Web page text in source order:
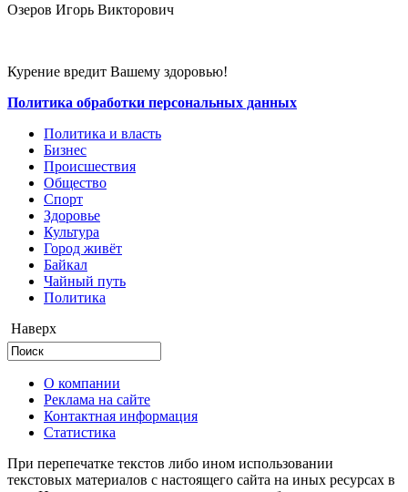
Озеров Игорь Викторович
Курение вредит Вашему здоровью!
Политика обработки персональных данных
Политика и власть
Бизнес
Происшествия
Общество
Cпорт
Здоровье
Культура
Город живёт
Байкал
Чайный путь
Политика
Наверх
О компании
Реклама на сайте
Контактная информация
Статистика
При перепечатке текстов либо ином использовании
текстовых материалов с настоящего сайта на иных ресурсах в